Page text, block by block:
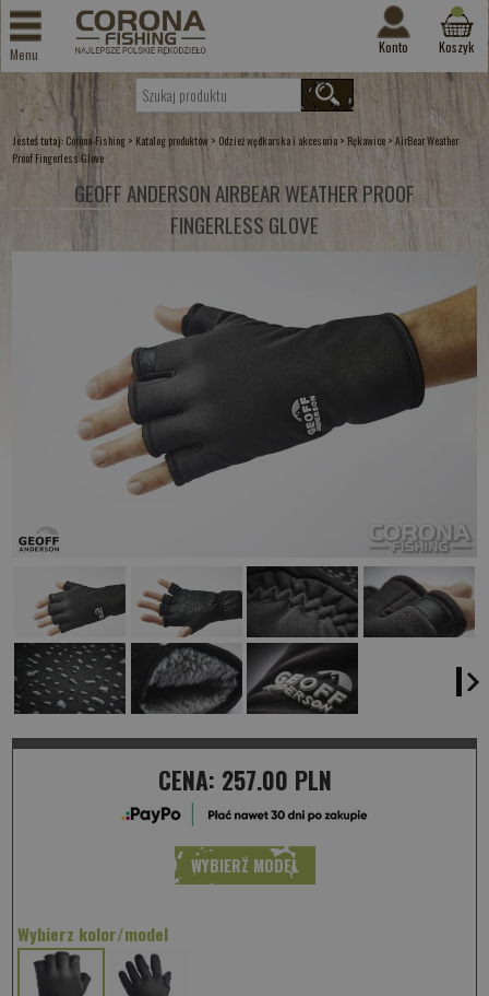
Menu Konto Koszyk
Jesteś tutaj: Corona-Fishing > Katalog produktów > Odzież wędkarska i akcesoria > Rękawice >AirBear Weather
Proof Fingerless Glove
GEOFF ANDERSON AIRBEAR WEATHER PROOF
FINGERLESS GLOVE
CENA: 257.00 PLN
WYBIERZ MODEL
Wybierz kolor/model